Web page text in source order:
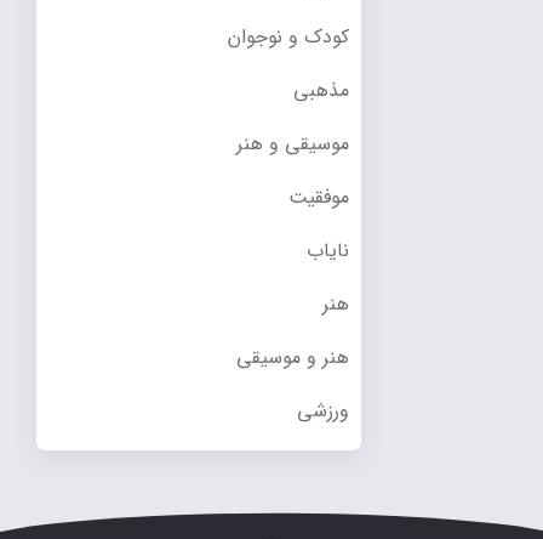
کودک و نوجوان
مذهبی
موسیقی و هنر
موفقیت
نایاب
هنر
هنر و موسیقی
ورزشی